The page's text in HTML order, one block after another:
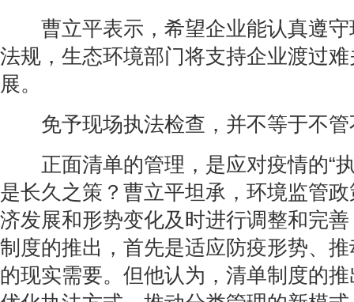
曹立平表示，希望企业能认真遵守
法规，生态环境部门将支持企业渡过
展。
免予现场执法检查，并不等于不管
正面清单的管理，是应对疫情的“执
是长久之策？曹立平坦承，环境监管
济发展和形势变化及时进行调整和完
制度的推出，首先是适应防疫形势、
的现实需要。但他认为，清单制度的